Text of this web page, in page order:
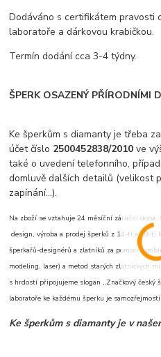
Dodáváno s certifikátem pravosti
laboratoře a dárkovou krabičkou.
Termín dodání cca 3-4 týdny.
ŠPERK OSAZENÝ PŘÍRODNÍMI
Ke šperkům s diamanty je třeba
účet číslo 2500452838/2010ve
také o uvedení telefonního,
domluvě dalších detailů (velikost
zapínání...).
Na zboží se vztahuje 24 měsíční záruční
design, výroba a prodej šperků z 14-ti a 18-ti
šperkařů-designérů a zlatníků za pomoci
modeling, laser) a metod starých zlatnických
s hrdostí připojujeme slogan „Značkový český
laboratoře ke každému šperku je samozřejmostí.
Ke šperkům s diamanty je v